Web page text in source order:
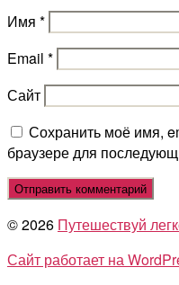
Имя *
Email *
Сайт
Сохранить моё имя,
браузере для
© 2026 Путешествуй
Сайт работает на